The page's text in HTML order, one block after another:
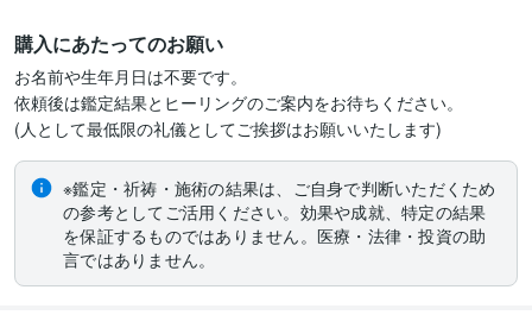
購入にあたってのお願い
お名前や生年月日は不要です。
依頼後は鑑定結果とヒーリングのご案内をお待ちください。
(人として最低限の礼儀としてご挨拶はお願いいたします)
※鑑定・祈祷・施術の結果は、ご自身で判断いただくため
の参考としてご活用ください。効果や成就、特定の結果
を保証するものではありません。医療・法律・投資の助
言ではありません。